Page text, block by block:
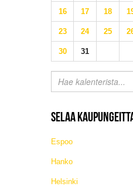
16 17 18
23 24 25
30 31
SELAA
Espoo
Hanko
Helsinki